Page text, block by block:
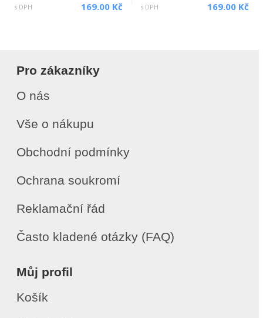
s DPH 169.00 Kč s DPH 169.00 Kč
Pro zákazníky
O nás
Vše o nákupu
Obchodní podmínky
Ochrana soukromí
Reklamační řád
Často kladené otázky (FAQ)
Můj profil
Košík